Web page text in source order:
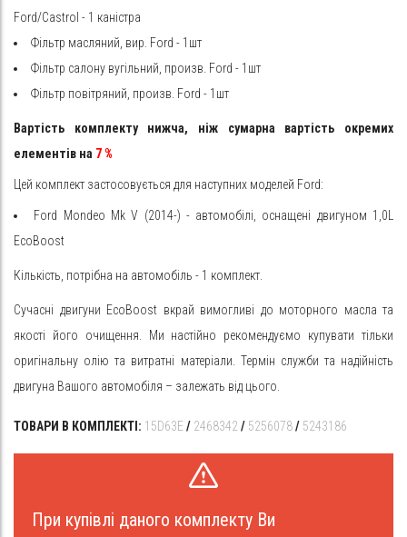
Ford/Castrol - 1 каністра
Фільтр масляний, вир. Ford - 1шт
Фільтр салону вугільний, произв. Ford - 1шт
Фільтр повітряний, произв. Ford - 1шт
Вартість комплекту нижча, ніж сумарна вартість окремих
елементів на 7%
Цей комплект застосовується для наступних моделей Ford:
Ford Mondeo Mk V (2014-) - автомобілі, оснащені двигуном 1,0L
EcoBoost
Кількість, потрібна на автомобіль - 1 комплект.
Сучасні двигуни EcoBoost вкрай вимогливі до моторного масла та
якості його очищення. Ми настійно рекомендуємо купувати тільки
оригінальну олію та витратні матеріали. Термін служби та надійність
двигуна Вашого автомобіля – залежать від цього.
ТОВАРИ В КОМПЛЕКТІ: 15D63E / 2468342 / 5256078/ 5243186
При купівлі даного комплекту Ви